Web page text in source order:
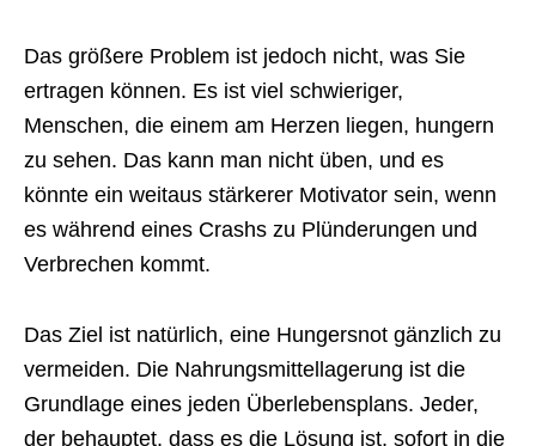
Das größere Problem ist jedoch nicht, was Sie
ertragen können. Es ist viel schwieriger,
Menschen, die einem am Herzen liegen, hungern
zu sehen. Das kann man nicht üben, und es
könnte ein weitaus stärkerer Motivator sein, wenn
es während eines Crashs zu Plünderungen und
Verbrechen kommt.
Das Ziel ist natürlich, eine Hungersnot gänzlich zu
vermeiden. Die Nahrungsmittellagerung ist die
Grundlage eines jeden Überlebensplans. Jeder,
der behauptet, dass es die Lösung ist, sofort in die